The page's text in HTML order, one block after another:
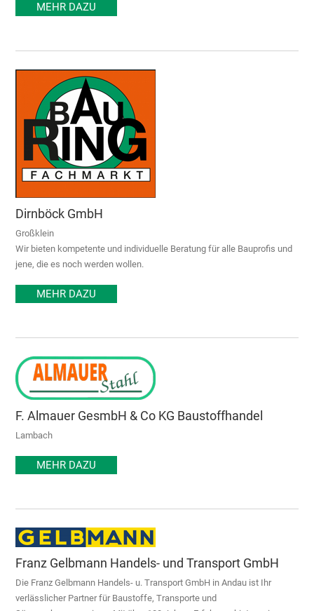
MEHR DAZU
Dirnböck GmbH
Großklein
Wir bieten kompetente und individuelle Beratung für alle Bauprofis und
jene, die es noch werden wollen.
MEHR DAZU
F. Almauer GesmbH & Co KG Baustoffhandel
Lambach
MEHR DAZU
Franz Gelbmann Handels- und Transport GmbH
Die Franz Gelbmann Handels- u. Transport GmbH in Andau ist Ihr
verlässlicher Partner für Baustoffe, Transporte und